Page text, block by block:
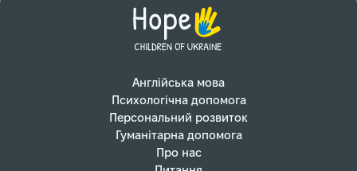
Англійська мова
Психологічна допомога
Персональний розвиток
Гуманітарна допомога
Про нас